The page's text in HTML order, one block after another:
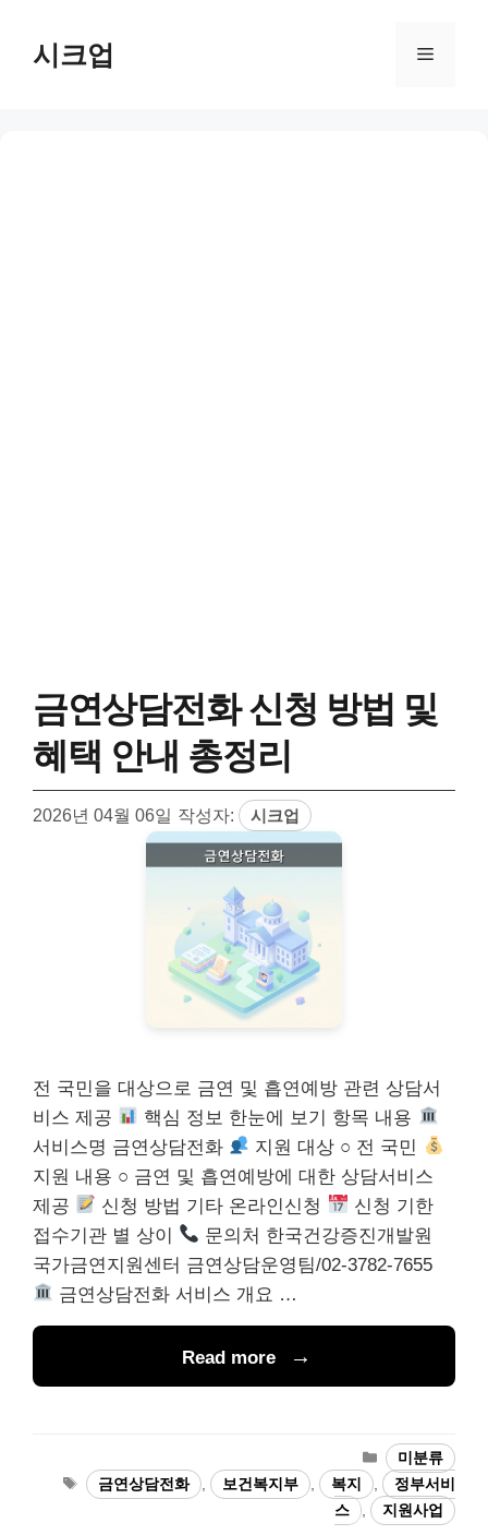
시크업 메
금연상담전화 신청 방법 및
혜택 안내 총정리
2026년 04월 06일 작성자: 시크업
전 국민을 대상으로 금연 및 흡연예방 관련 상담서
비스 제공
핵심 정보 한눈에 보기 항목 내용
서비스명 금연상담전화
지원 대상 ○ 전 국민
지원 내용 ○ 금연 및 흡연예방에 대한 상담서비스
제공
신청 방법 기타 온라인신청
신청 기한
접수기관 별 상이
문의처 한국건강증진개발원
국가금연지원센터 금연상담운영팀/02-3782-7655
금연상담전화 서비스 개요 …
Read more
카
테
고
리
미분류
태
그
금연상담전화 보건복지부 복지
정부서비
스
지원사업